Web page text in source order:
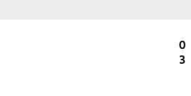
0
3